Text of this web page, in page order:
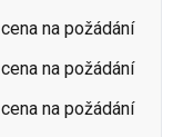
cena na požádání
cena na požádání
cena na požádání